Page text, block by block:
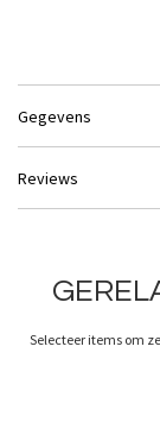
Gegevens
Reviews
Selecteer items om